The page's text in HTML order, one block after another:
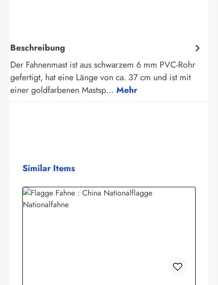
Beschreibung
Der Fahnenmast ist aus schwarzem 6 mm PVC-Rohr
gefertigt, hat eine Länge von ca. 37 cm und ist mit
einer goldfarbenen Mastsp… Mehr
Produktgalerie überspringen
Similar Items